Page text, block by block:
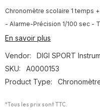
Chronomètre scolaire 1 temps
- Alarme-Précision 1/100 sec -
En savoir plus
Vendor:
DIGI SPORT
SKU:
A0000153
Product Type:
*Tous les prix sont TTC.